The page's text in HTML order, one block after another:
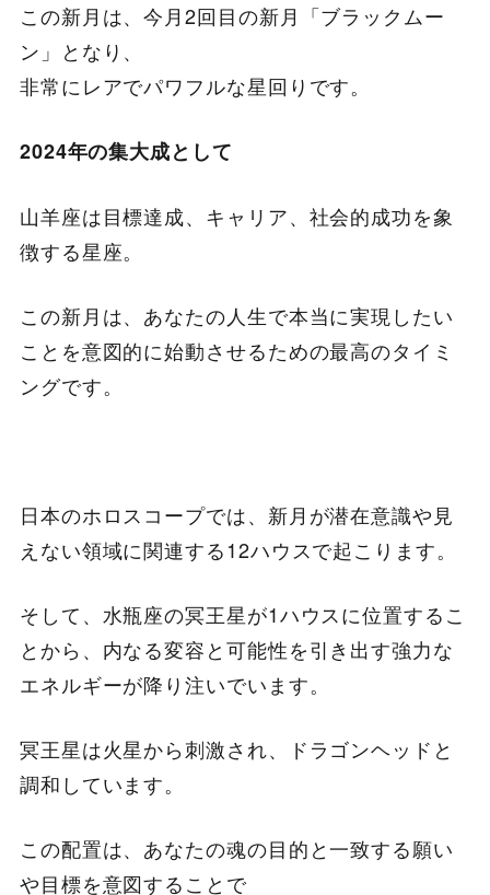
この新月は、今月2回目の新月「ブラックムー
ン」となり、
非常にレアでパワフルな星回りです。
2024年の集大成として
山羊座は目標達成、キャリア、社会的成功を象
徴する星座。
この新月は、あなたの人生で本当に実現したい
ことを意図的に始動させるための最高のタイミ
ングです。
日本のホロスコープでは、新月が潜在意識や見
えない領域に関連する12ハウスで起こります。
そして、水瓶座の冥王星が1ハウスに位置するこ
とから、内なる変容と可能性を引き出す強力な
エネルギーが降り注いでいます。
冥王星は火星から刺激され、ドラゴンヘッドと
調和しています。
この配置は、あなたの魂の目的と一致する願い
や目標を意図することで